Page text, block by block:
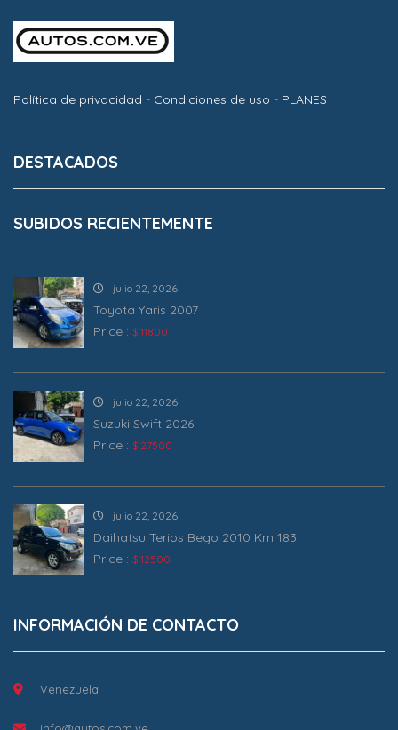
Política de privacidad - Condiciones de uso - PLANES
DESTACADOS
SUBIDOS RECIENTEMENTE
julio 22, 2026
Toyota Yaris 2007
Price : $ 11800
julio 22, 2026
Suzuki Swift 2026
Price : $ 27500
julio 22, 2026
Daihatsu Terios Bego 2010 Km 183
Price : $ 12500
INFORMACIÓN DE CONTACTO
Venezuela